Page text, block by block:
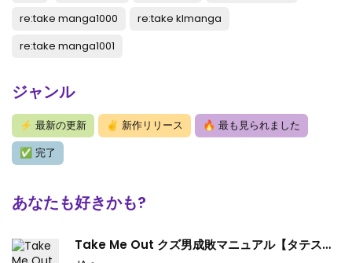
第3.2話: 第3.2話
第3.1話: 第3.1話
第2.4話
第2.3話 : 第2.3話
第2.1話 : 第2.1話
re:take manga1000
re:take klmanga
re:take manga1001
ジャンル
⚡ 最新の更新 ✌ 新作リリース 🔥 最も見られました
✅ 完了
あなたも好きかも?
Take Me Out クズ男成敗マニュアル【タテス